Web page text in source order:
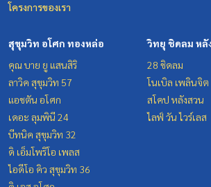
โครงการของเรา
สุขุมวิท อโศก ทองหล่อ
คุณ บาย ยู แสนสิริ
ลาวิค สุขุมวิท 57
แอชตัน อโศก
เดอะ ลุมพินี 24
บีทนิค สุขุมวิท 32
ดิ เอ็มโพริโอ เพลส
ไอดีโอ คิว สุขุมวิท 36
วิทยุ ชิดลม หลั
28 ชิดลม
โนเบิล เพลินจิต
สโคป หลังสวน
ไลฟ์ วัน ไวร์เลส